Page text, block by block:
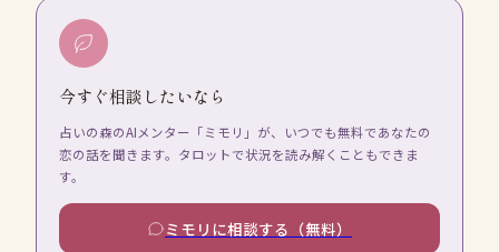
今すぐ相談したいなら
占いの森のAIメンター「ミモリ」が、いつでも無料であなたの
恋の話を聞きます。タロットで状況を読み解くこともできま
す。
ミモリに相談する（無料）